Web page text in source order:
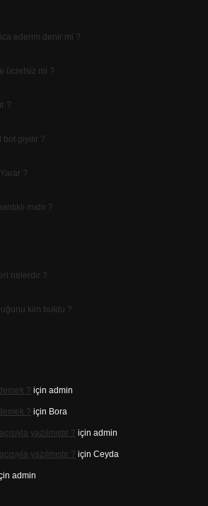
ederim denir mi ?
ücretsiz mi ?
?
bot giyilir ?
?
mıdır ?
nelerdir ?
kim buldu ?
? için admin
? için Bora
yazılmıştır ? için admin
yazılmıştır ? için Ceyda
admin